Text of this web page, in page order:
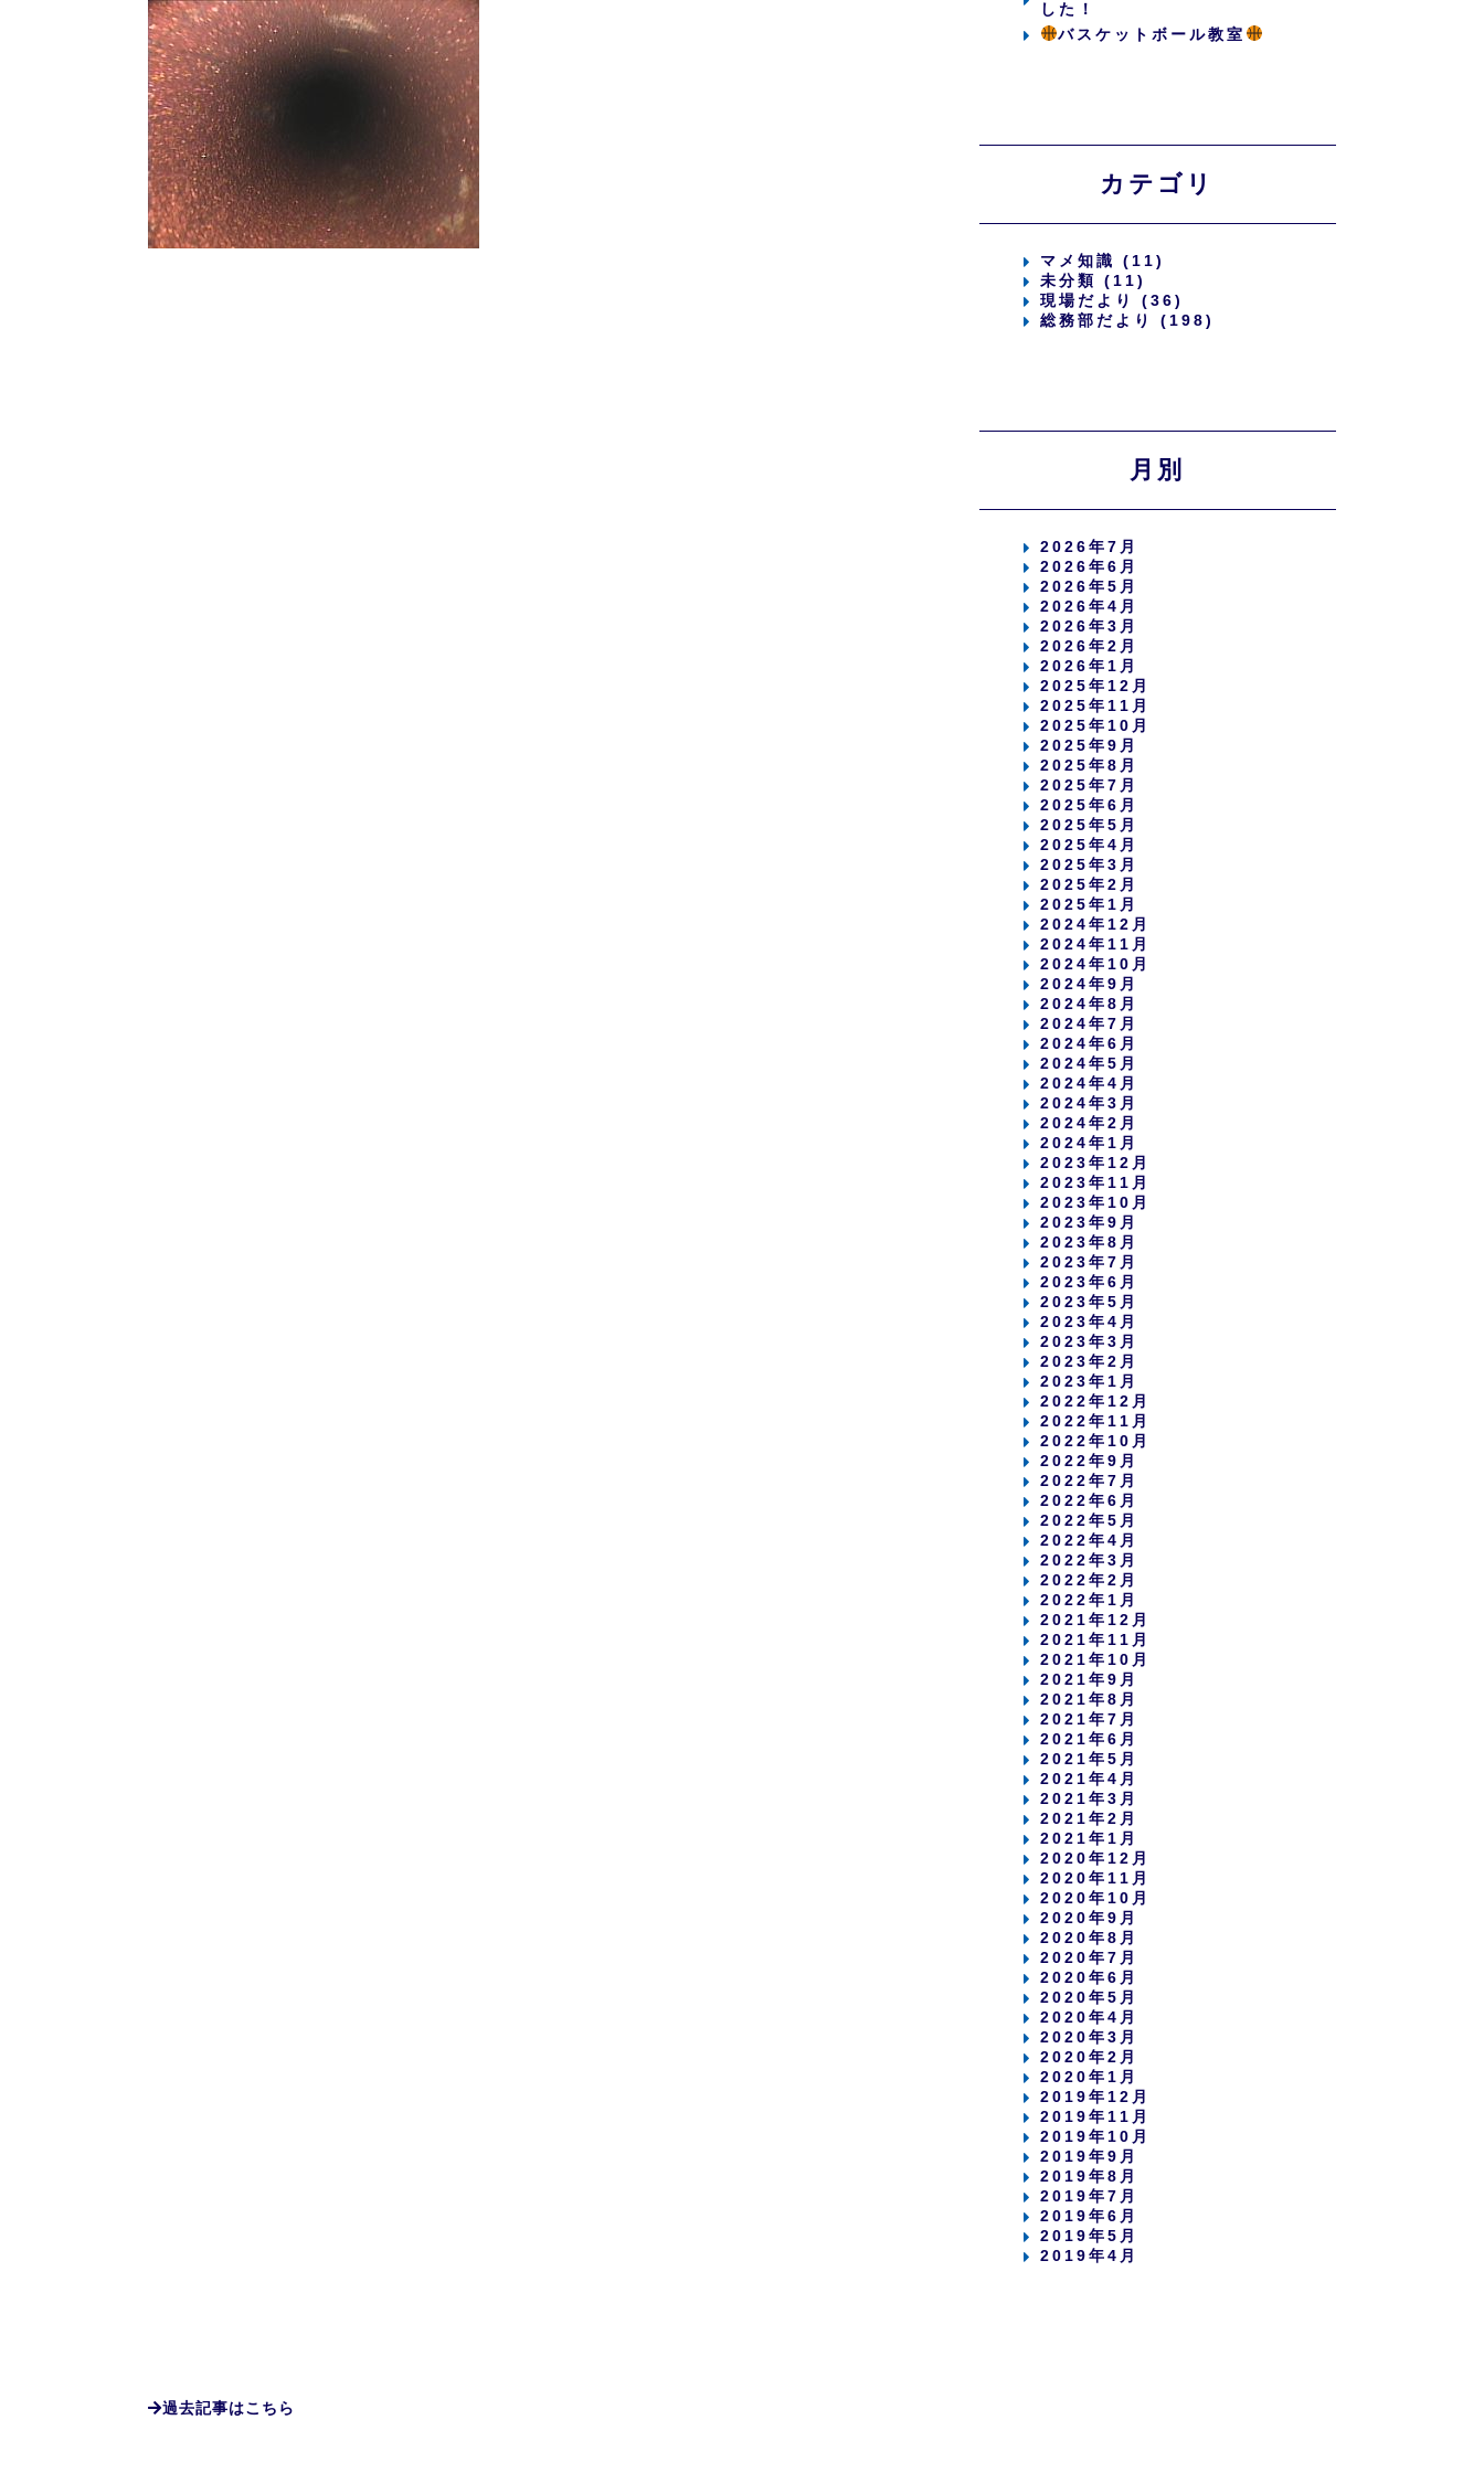
した！
バスケットボール教室
カテゴリ
マメ知識 (11)
未分類 (11)
現場だより (36)
総務部だより (198)
月別
2026年7月
2026年6月
2026年5月
2026年4月
2026年3月
2026年2月
2026年1月
2025年12月
2025年11月
2025年10月
2025年9月
2025年8月
2025年7月
2025年6月
2025年5月
2025年4月
2025年3月
2025年2月
2025年1月
2024年12月
2024年11月
2024年10月
2024年9月
2024年8月
2024年7月
2024年6月
2024年5月
2024年4月
2024年3月
2024年2月
2024年1月
2023年12月
2023年11月
2023年10月
2023年9月
2023年8月
2023年7月
2023年6月
2023年5月
2023年4月
2023年3月
2023年2月
2023年1月
2022年12月
2022年11月
2022年10月
2022年9月
2022年7月
2022年6月
2022年5月
2022年4月
2022年3月
2022年2月
2022年1月
2021年12月
2021年11月
2021年10月
2021年9月
2021年8月
2021年7月
2021年6月
2021年5月
2021年4月
2021年3月
2021年2月
2021年1月
2020年12月
2020年11月
2020年10月
2020年9月
2020年8月
2020年7月
2020年6月
2020年5月
2020年4月
2020年3月
2020年2月
2020年1月
2019年12月
2019年11月
2019年10月
2019年9月
2019年8月
2019年7月
2019年6月
2019年5月
2019年4月
過去記事はこちら